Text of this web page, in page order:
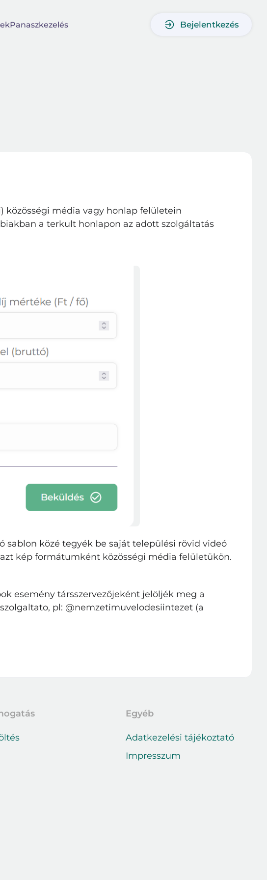
Panaszkezelés Bejelentkezés
közösségi média vagy honlap felületein
a terkult honlapon az adott szolgáltatás
sablon közé tegyék be saját települési rövid videó
kép formátumként közösségi média felületükön.
esemény társszervezőjeként jelöljék meg a
pl: @nemzetimuvelodesiintezet (a
Egyéb
Adatkezelési tájékoztató
Impresszum